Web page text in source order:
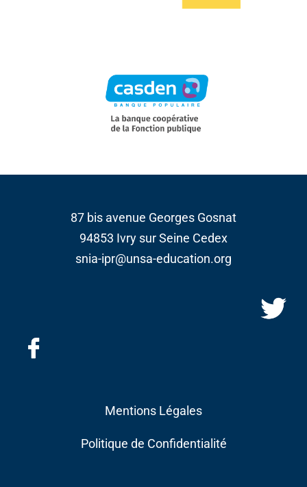
87 bis avenue Georges Gosnat
94853 Ivry sur Seine Cedex
snia-ipr@unsa-education.org
Mentions Légales
Politique de Confidentialité